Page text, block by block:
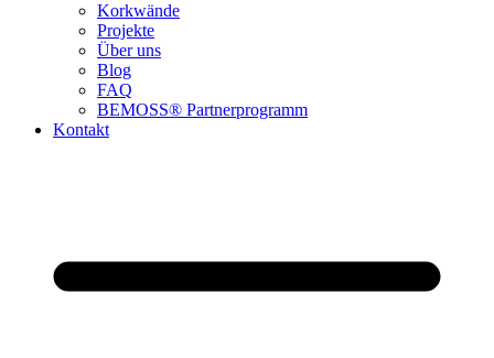
Korkwände
Projekte
Über uns
Blog
FAQ
BEMOSS® Partnerprogramm​
Kontakt